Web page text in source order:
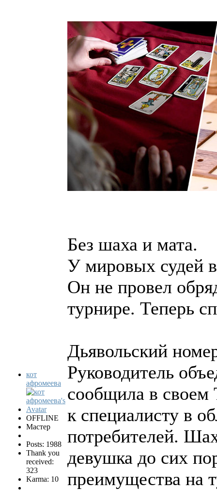
кот
афромеева
OFFLINE
Мастер
Posts: 1988
Thank you
received:
323
Karma: 10
Без шаха и мата.
У мировых судей в
Он не провел
турнире. Теперь
Дьявольский
Руководитель
сообщила в своем
к специалисту в
потребителей.
девушка до сих
преимущества на